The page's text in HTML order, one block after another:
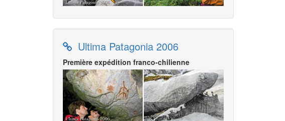
Ultima Patagonia 2006
Première expédition franco-chilienne